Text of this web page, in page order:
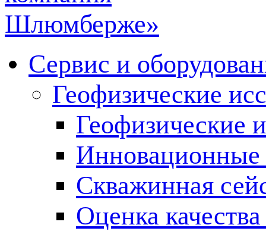
Сервис и
Геофизические
Геофизические
Инновационные
Скважинная
Оценка